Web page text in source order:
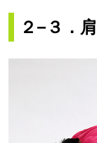
２−３．